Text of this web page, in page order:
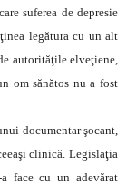
suferea de depresie
legătura cu un alt
autorităţile elveţiene,
om sănătos nu a fost
documentar şocant,
clinică. Legislaţia
face cu un adevărat